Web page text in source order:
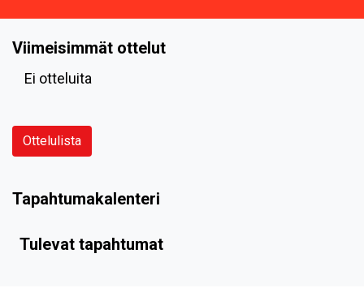
Viimeisimmät ottelut
Ei otteluita
Ottelulista
Tapahtumakalenteri
Tulevat tapahtumat